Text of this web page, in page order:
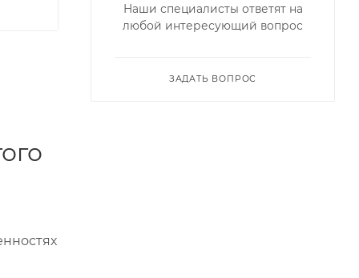
Наши специалисты ответят на
любой интересующий вопрос
ЗАДАТЬ ВОПРОС